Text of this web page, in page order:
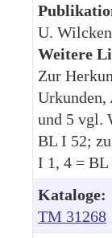
U.
Weitere
Zur
Urkunden,
und 5 vgl.
BL I 52;
I 1, 4 = BL
Kataloge:
TM 31268